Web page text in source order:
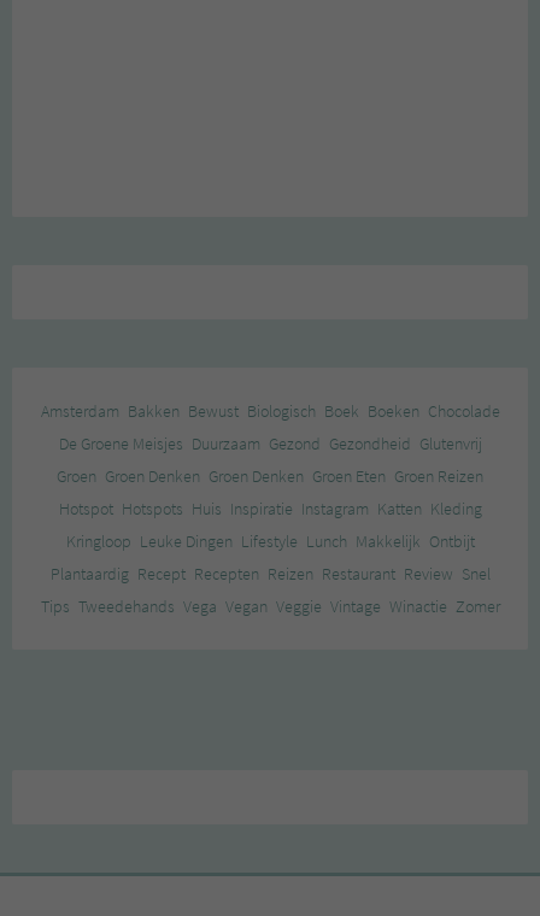
Amsterdam Bakken Bewust Biologisch Boek Boeken Chocolade
De Groene Meisjes Duurzaam Gezond Gezondheid Glutenvrij
Groen Groen Denken Groen Denken Groen Eten Groen Reizen
Hotspot Hotspots Huis Inspiratie Instagram Katten Kleding
Kringloop Leuke Dingen Lifestyle Lunch Makkelijk Ontbijt
Plantaardig Recept Recepten Reizen Restaurant Review Snel
Tips Tweedehands Vega Vegan Veggie Vintage Winactie Zomer